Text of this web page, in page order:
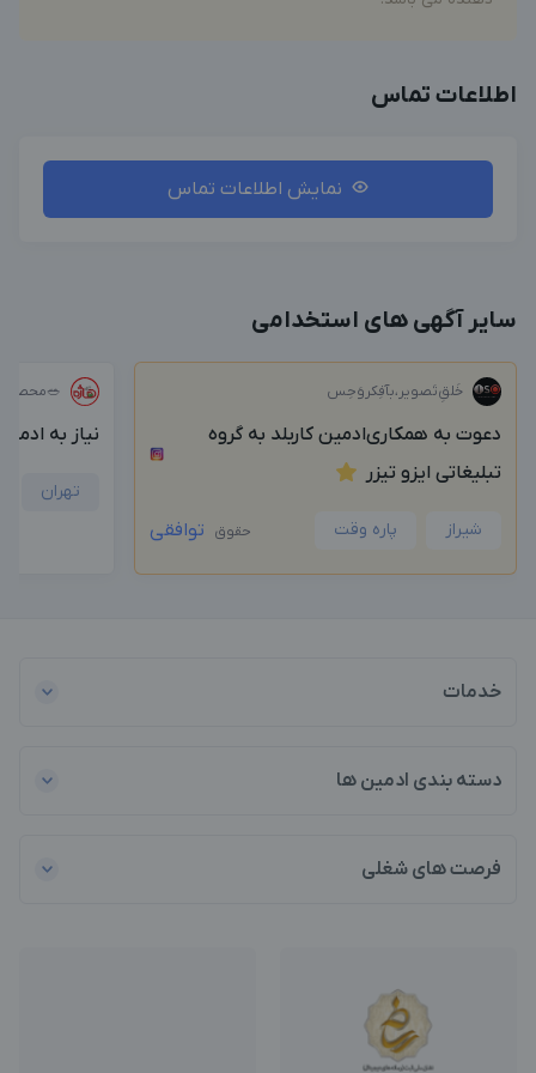
اطلاعات تماس
نمایش اطلاعات تماس
سایر آگهی های استخدامی
خَلق‌ِتَصویر،بآفِکروَحِس
دعوت به همکاری‌ادمین کاربلد به گروه
تبلیغاتی ایزو تیزر
شیراز پاره وقت حقوق توافقی
نیاز به
تهران
خدمات
دسته بندی ادمین ها
فرصت های شغلی